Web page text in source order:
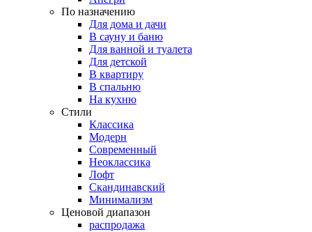
По назначению
Для дома и дачи
В сауну и баню
Для ванной и туалета
Для детской
В квартиру
В спальню
На кухню
Стили
Классика
Модерн
Современный
Неоклассика
Лофт
Скандинавский
Минимализм
Ценовой диапазон
распродажа